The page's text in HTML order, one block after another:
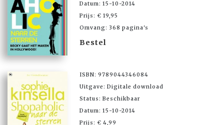
Datum: 15-10-2014
Prijs: € 19,95
Omvang: 368 pagina's
Bestel
ISBN: 9789044346084
Uitgave: Digitale download
Status: Beschikbaar
Datum: 15-10-2014
Prijs: € 4,99